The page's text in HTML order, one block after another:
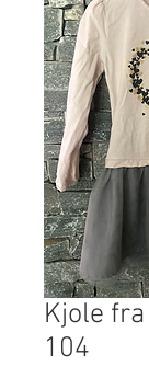
Kjole
104